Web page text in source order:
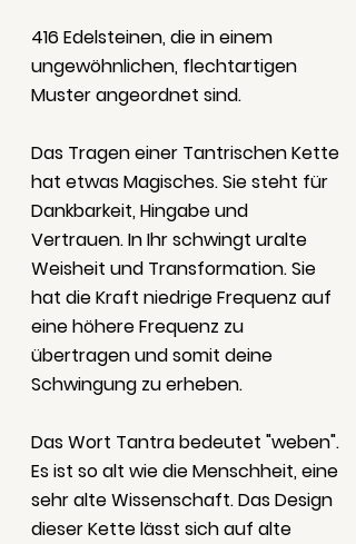
416 Edelsteinen, die in einem
ungewöhnlichen, flechtartigen
Muster angeordnet sind.
Das Tragen einer Tantrischen Kette
hat etwas Magisches. Sie steht für
Dankbarkeit, Hingabe und
Vertrauen. In Ihr schwingt uralte
Weisheit und Transformation. Sie
hat die Kraft niedrige Frequenz auf
eine höhere Frequenz zu
übertragen und somit deine
Schwingung zu erheben.
Das Wort Tantra bedeutet "weben".
Es ist so alt wie die Menschheit, eine
sehr alte Wissenschaft. Das Design
dieser Kette lässt sich auf alte